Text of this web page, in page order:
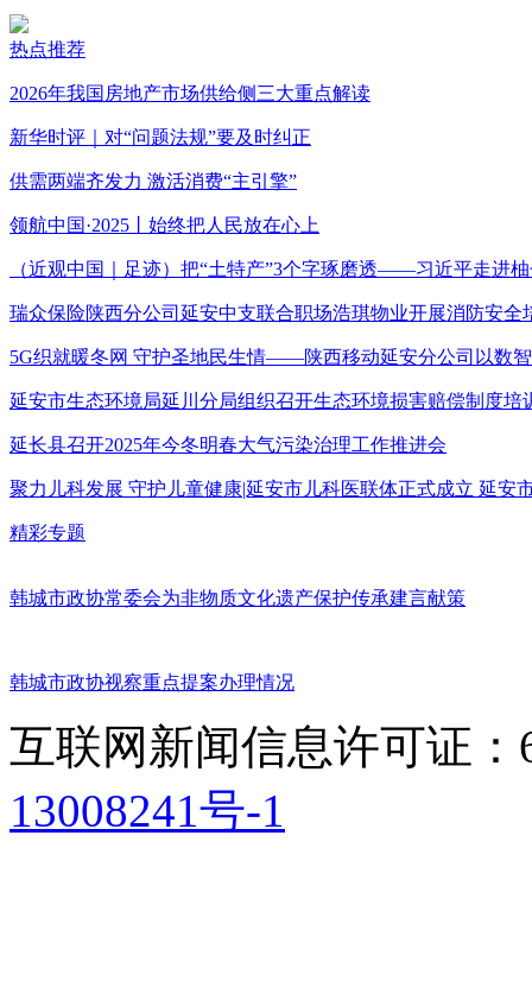
热点推荐
2026年我国房地产市场供给侧三大重点解读
新华时评｜对“问题法规”要及时纠正
供需两端齐发力 激活消费“主引擎”
领航中国·2025丨始终把人民放在心上
（近观中国｜足迹）把“土特产”3个字琢磨透——习近平走进
瑞众保险陕西分公司延安中支联合职场浩琪物业开展消防安全
5G织就暖冬网 守护圣地民生情——陕西移动延安分公司以数
延安市生态环境局延川分局组织召开生态环境损害赔偿制度培
延长县召开2025年今冬明春大气污染治理工作推进会
聚力儿科发展 守护儿童健康|延安市儿科医联体正式成立 延安
精彩专题
韩城市政协常委会为非物质文化遗产保护传承建言献策
韩城市政协视察重点提案办理情况
互联网新闻信息许可证：
13008241号-1